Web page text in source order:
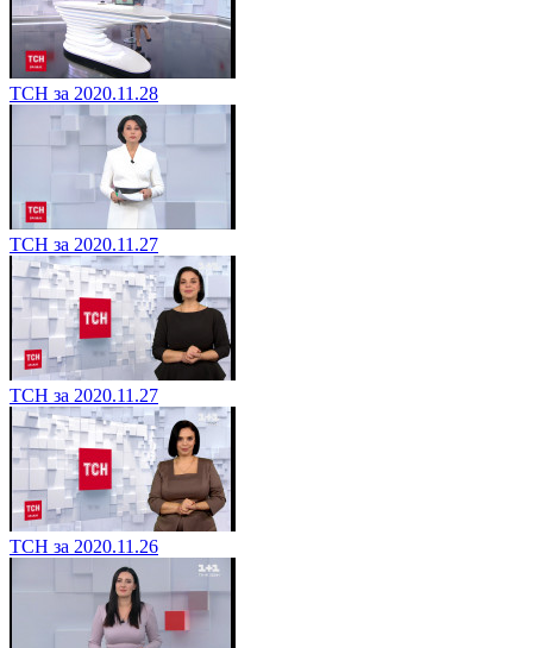
ТСН за 2020.11.28
ТСН за 2020.11.27
ТСН за 2020.11.27
ТСН за 2020.11.26